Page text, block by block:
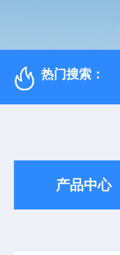
热门搜索：
产品中心